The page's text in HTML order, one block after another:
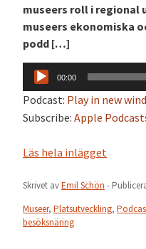
museers roll i regional
museers ekonomiska
podd […]
Ljudspelare
00:00
Podcast: Play in new
Subscribe: Apple
Läs hela inlägget
Skrivet avEmil Schön -
Museer, Platsutveckling,
besöksnäring